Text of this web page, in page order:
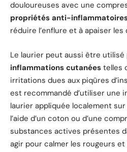
douloureuses avec une
propriétés anti-
réduire l’enflure et à apaiser
Le laurier peut aussi être
inflammations cutanées telles
irritations dues aux piqûres
est recommandé d’utiliser une
laurier appliquée localement
l’aide d’un coton ou d’une
substances actives présentes
agir pour calmer les rougeurs